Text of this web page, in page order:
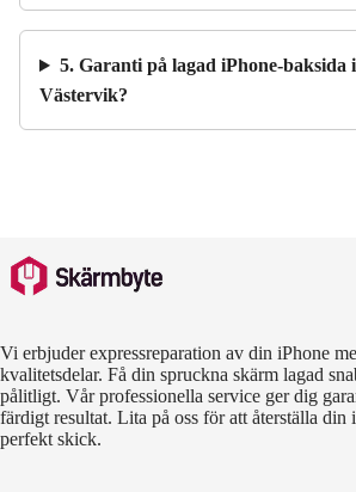
5. Garanti på lagad iPhone-baksida i
Västervik?
Vi erbjuder expressreparation av din iPhone
kvalitetsdelar. Få din spruckna skärm lagad
pålitligt. Vår professionella service ger dig
färdigt resultat. Lita på oss för att återställa din
perfekt skick.